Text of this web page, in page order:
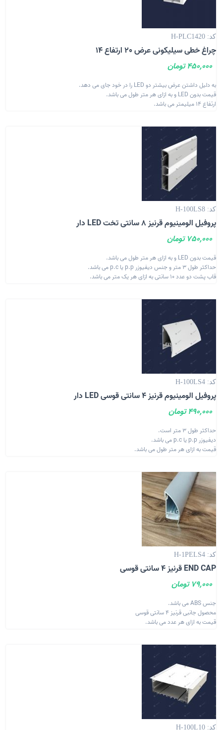
کد: H-PLC1420
چراغ خطی سیلیکونی عرض 20 ارتفاع 14
450,000 تومان
به دلیل داشتن عرض بیشتر دو LED را در خود جای می دهد.
قیمت بدون LED و به ازای هر متر طول می باشد.
ارتفاع 14 میلیمتر می باشد.
کد: H-100LS8
پروفیل الومینیوم قرنیز 8 سانتی تخت LED دار
750,000 تومان
قیمت بدون LED و به ازای هر متر طول می باشد.
حداکثر طول 3 متر و جنس دیفیوزر p.p یا p.c می باشد.
قاب پشت دو عدد 10 سانتی به ازای هر یک متر می باشد.
کد: H-100LS4
پروفیل الومینیوم قرنیز 4 سانتی قوسی LED دار
490,000 تومان
حداکثر طول 3 متر است.
دیفیوزر p.p یا p.c می باشد.
قیمت به ازای هر متر طول می باشد.
کد: H-1PELS4
END CAP قرنیز 4 سانتی قوسی
79,000 تومان
جنس ABS می باشد.
محصول جانبی قرنیز 4 سانتی قوسی
قیمت به ازای هر عدد می باشد.
کد: H-100L10